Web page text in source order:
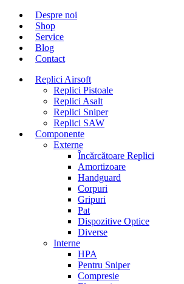
Despre noi
Shop
Service
Blog
Contact
Replici Airsoft
Replici Pistoale
Replici Asalt
Replici Sniper
Replici SAW
Componente
Externe
Încărcătoare Replici
Amortizoare
Handguard
Corpuri
Gripuri
Pat
Dispozitive Optice
Diverse
Interne
HPA
Pentru Sniper
Compresie